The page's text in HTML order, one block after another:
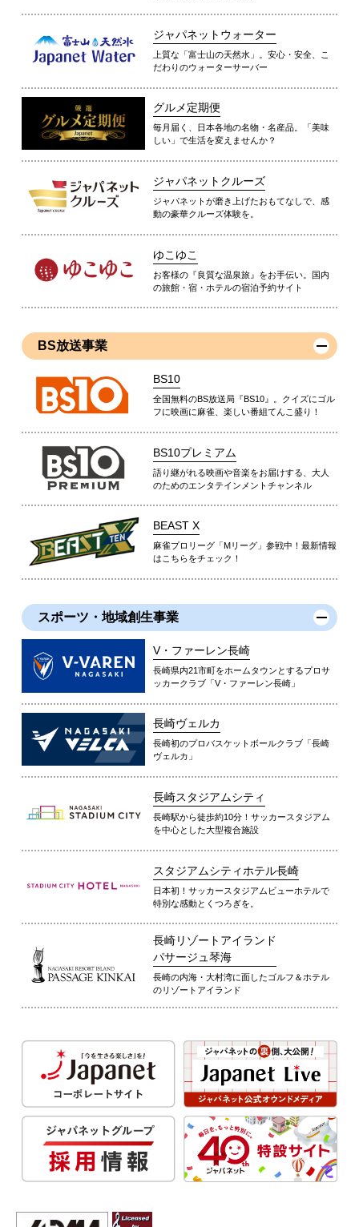
ジャパネットウォーター
上質な「富士山の天然水」。安心・安全、こ
だわりのウォーターサーバー
グルメ定期便
毎月届く、日本各地の名物・名産品。「美味
しい」で生活を変えませんか？
ジャパネットクルーズ
ジャパネットが磨き上げたおもてなしで、感
動の豪華クルーズ体験を。
ゆこゆこ
お客様の『良質な温泉旅』をお手伝い。国内
の旅館・宿・ホテルの宿泊予約サイト
BS放送事業
BS10
全国無料のBS放送局『BS10』。クイズにゴル
フに映画に麻雀、楽しい番組てんこ盛り！
BS10プレミアム
語り継がれる映画や音楽をお届けする、大人
のためのエンタテインメントチャンネル
BEAST X
麻雀プロリーグ「Mリーグ」参戦中！最新情報
はこちらをチェック！
スポーツ・地域創生事業
V・ファーレン長崎
長崎県内21市町をホームタウンとするプロサ
ッカークラブ「V・ファーレン長崎」
長崎ヴェルカ
長崎初のプロバスケットボールクラブ「長崎
ヴェルカ」
長崎スタジアムシティ
長崎駅から徒歩約10分！サッカースタジアム
を中心とした大型複合施設
スタジアムシティホテル長崎
日本初！サッカースタジアムビューホテルで
特別な感動とくつろぎを。
長崎リゾートアイランド
パサージュ琴海
長崎の内海・大村湾に面したゴルフ＆ホテル
のリゾートアイランド